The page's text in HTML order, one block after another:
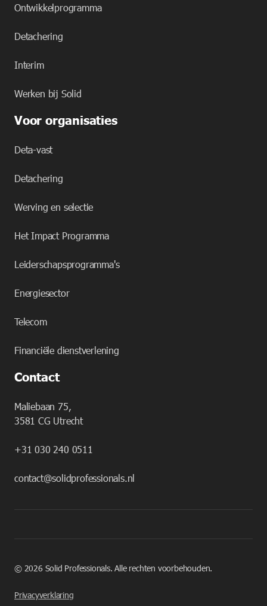
Ontwikkelprogramma
Detachering
Interim
Werken bij Solid
Voor organisaties
Deta-vast
Detachering
Werving en selectie
Het Impact Programma
Leiderschapsprogramma's
Energiesector
Telecom
Financiële dienstverlening
Contact
Maliebaan 75,
3581 CG Utrecht
+31 030 240 0511
contact@solidprofessionals.nl
© 2026 Solid Professionals. Alle rechten voorbehouden.
Privacyverklaring